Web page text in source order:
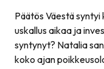
Päätös Väestä
uskallus aikaa ja
syntynyt? Natalia
koko ajan